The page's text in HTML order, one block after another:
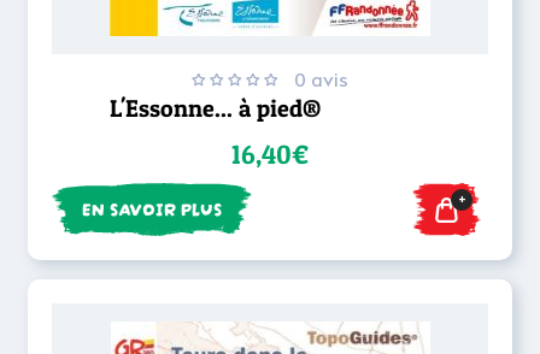
0 avis
L'Essonne... à pied®
16,40€
EN SAVOIR PLUS +